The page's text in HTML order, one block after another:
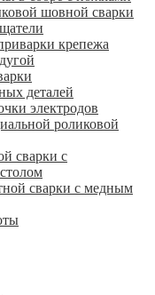
шовной сварки
крепежа
деталей
электродов
роликовой
сварки с
сварки с медным